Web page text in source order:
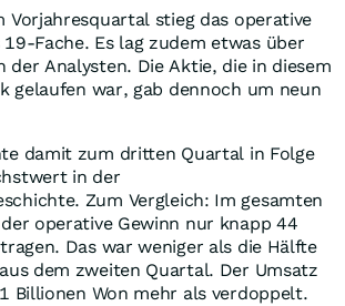
Vorjahresquartal stieg das operative
19-Fache. Es lag zudem etwas über
der Analysten. Die Aktie, die in diesem
gelaufen war, gab dennoch um neun
damit zum dritten Quartal in Folge
in der
Zum Vergleich: Im gesamten
operative Gewinn nur knapp 44
Das war weniger als die Hälfte
dem zweiten Quartal. Der Umsatz
Billionen Won mehr als verdoppelt.